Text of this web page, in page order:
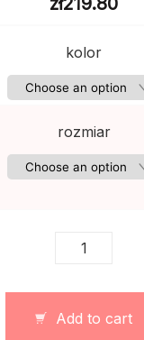
kolor
rozmiar
Damskie
z
Add to cart